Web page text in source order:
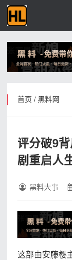
首页 / 黑料网
评分破9
剧重启人
黑料大事
这部由安藤樱